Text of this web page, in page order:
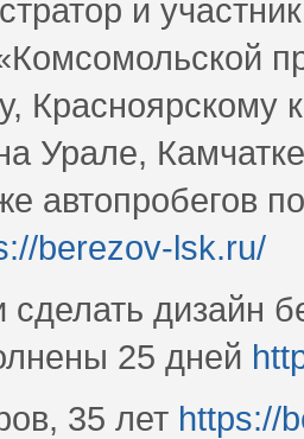
и
Красноярскому
Урале,
автопробегов
berezov-lsk.ru/
дизайн
25 дней
35 лет https://